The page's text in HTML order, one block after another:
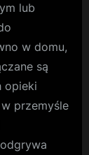
lub
w domu,
są
opieki
przemyśle